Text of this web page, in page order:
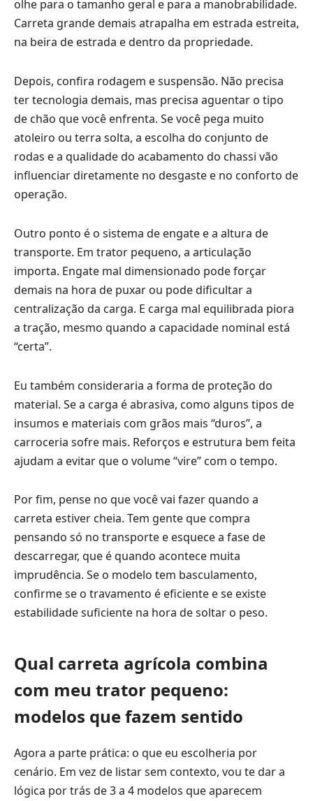
olhe para o tamanho geral e para a manobrabilidade.
Carreta grande demais atrapalha em estrada estreita,
na beira de estrada e dentro da propriedade.
Depois, confira rodagem e suspensão. Não precisa
ter tecnologia demais, mas precisa aguentar o tipo
de chão que você enfrenta. Se você pega muito
atoleiro ou terra solta, a escolha do conjunto de
rodas e a qualidade do acabamento do chassi vão
influenciar diretamente no desgaste e no conforto de
operação.
Outro ponto é o sistema de engate e a altura de
transporte. Em trator pequeno, a articulação
importa. Engate mal dimensionado pode forçar
demais na hora de puxar ou pode dificultar a
centralização da carga. E carga mal equilibrada piora
a tração, mesmo quando a capacidade nominal está
“certa”.
Eu também consideraria a forma de proteção do
material. Se a carga é abrasiva, como alguns tipos de
insumos e materiais com grãos mais “duros”, a
carroceria sofre mais. Reforços e estrutura bem feita
ajudam a evitar que o volume “vire” com o tempo.
Por fim, pense no que você vai fazer quando a
carreta estiver cheia. Tem gente que compra
pensando só no transporte e esquece a fase de
descarregar, que é quando acontece muita
imprudência. Se o modelo tem basculamento,
confirme se o travamento é eficiente e se existe
estabilidade suficiente na hora de soltar o peso.
Qual carreta agrícola combina
com meu trator pequeno:
modelos que fazem sentido
Agora a parte prática: o que eu escolheria por
cenário. Em vez de listar sem contexto, vou te dar a
lógica por trás de 3 a 4 modelos que aparecem